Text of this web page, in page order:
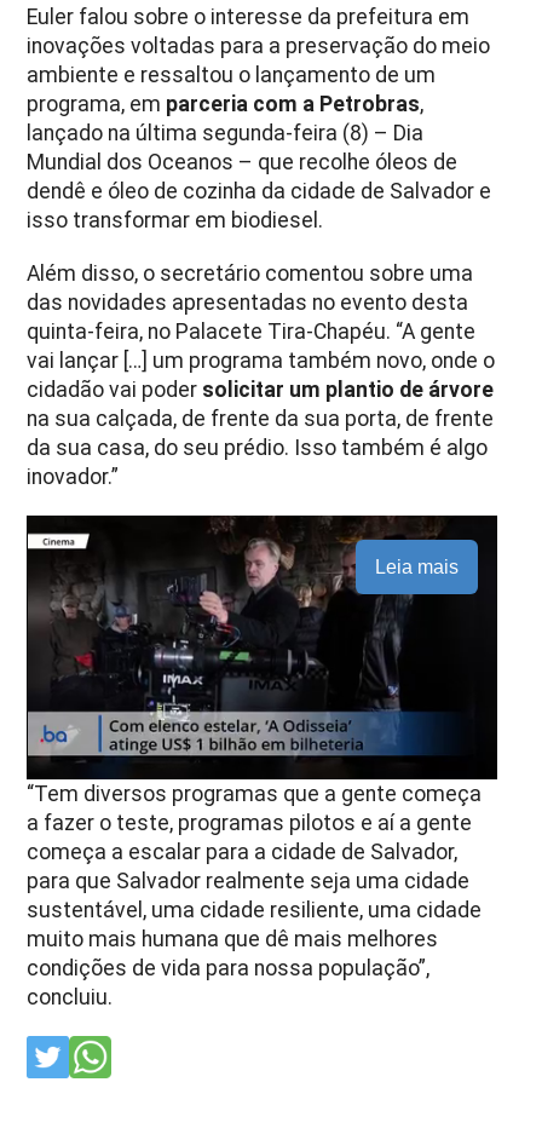
Euler falou sobre o interesse da prefeitura em
inovações voltadas para a preservação do meio
ambiente e ressaltou o lançamento de um
programa, em parceria com a Petrobras,
lançado na última segunda-feira (8) – Dia
Mundial dos Oceanos – que recolhe óleos de
dendê e óleo de cozinha da cidade de Salvador e
isso transformar em biodiesel.
Além disso, o secretário comentou sobre uma
das novidades apresentadas no evento desta
quinta-feira, no Palacete Tira-Chapéu. “A gente
vai lançar […] um programa também novo, onde o
cidadão vai poder solicitar um plantio de árvore
na sua calçada, de frente da sua porta, de frente
da sua casa, do seu prédio. Isso também é algo
inovador.”
Leia mais
“Tem diversos programas que a gente começa
a fazer o teste, programas pilotos e aí a gente
começa a escalar para a cidade de Salvador,
para que Salvador realmente seja uma cidade
sustentável, uma cidade resiliente, uma cidade
muito mais humana que dê mais melhores
condições de vida para nossa população”,
concluiu.